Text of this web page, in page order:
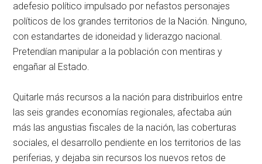
adefesio político impulsado por nefastos personajes
políticos de los grandes territorios de la Nación. Ninguno,
con estandartes de idoneidad y liderazgo nacional.
Pretendían manipular a la población con mentiras y
engañar al Estado.
Quitarle más recursos a la nación para distribuirlos entre
las seis grandes economías regionales, afectaba aún
más las angustias fiscales de la nación, las coberturas
sociales, el desarrollo pendiente en los territorios de las
periferias, y dejaba sin recursos los nuevos retos de